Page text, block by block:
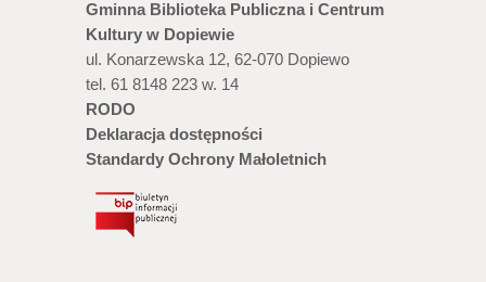
Gminna Biblioteka Publiczna i Centrum
Kultury w Dopiewie
ul. Konarzewska 12, 62-070 Dopiewo
tel. 61 8148 223 w. 14
RODO
Deklaracja dostępności
Standardy Ochrony Małoletnich